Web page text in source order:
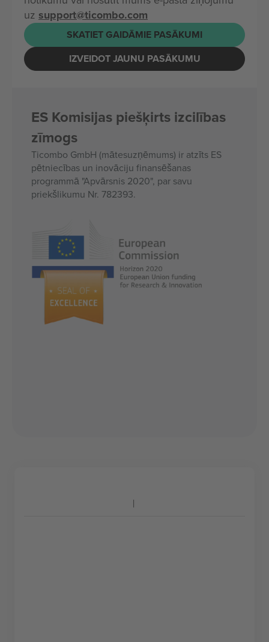
uz support@ticombo.com
SKATIET GAIDĀMIE PASĀKUMI
IZVEIDOT JAUNU PASĀKUMU
ES Komisijas piešķirts izcilības
zīmogs
Ticombo GmbH (mātesuzņēmums) ir atzīts ES
pētniecības un inovāciju finansēšanas
programmā "Apvārsnis 2020", par savu
priekšlikumu Nr. 782393.